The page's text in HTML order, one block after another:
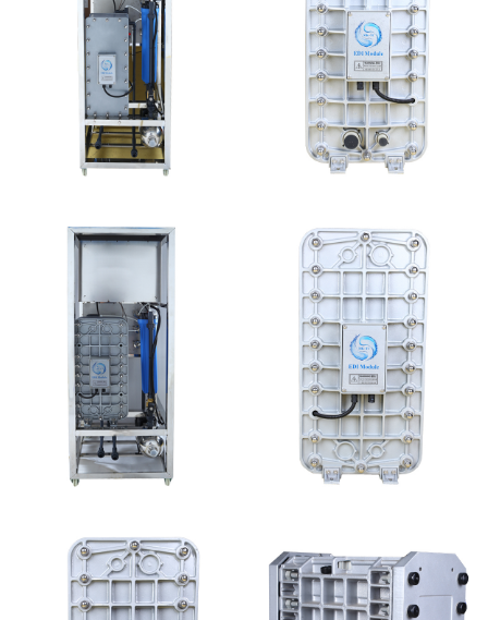
MK-TC100 EDI设备
MK-TC300 EDI超纯水
处理设备